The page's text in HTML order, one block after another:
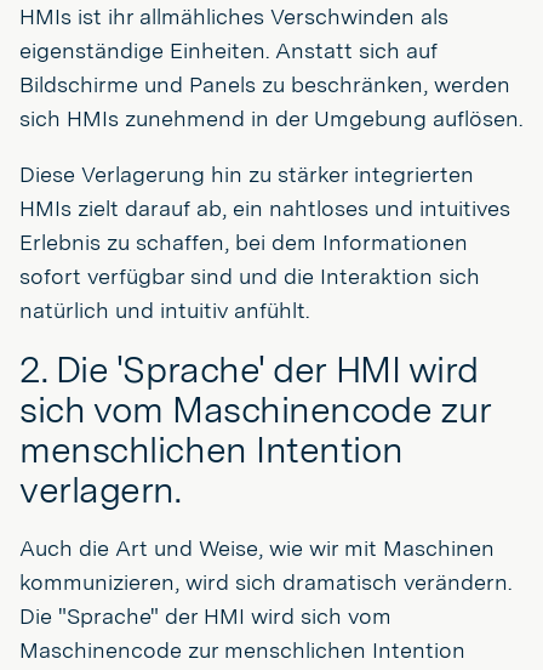
HMIs ist ihr allmähliches Verschwinden als
eigenständige Einheiten. Anstatt sich auf
Bildschirme und Panels zu beschränken, werden
sich HMIs zunehmend in der Umgebung auflösen.
Diese Verlagerung hin zu stärker integrierten
HMIs zielt darauf ab, ein nahtloses und intuitives
Erlebnis zu schaffen, bei dem Informationen
sofort verfügbar sind und die Interaktion sich
natürlich und intuitiv anfühlt.
2. Die 'Sprache' der HMI wird
sich vom Maschinencode zur
menschlichen Intention
verlagern.
Auch die Art und Weise, wie wir mit Maschinen
kommunizieren, wird sich dramatisch verändern.
Die "Sprache" der HMI wird sich vom
Maschinencode zur menschlichen Intention